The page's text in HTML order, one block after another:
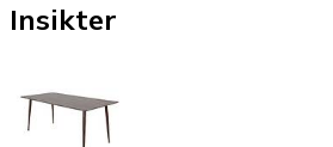
Insikter